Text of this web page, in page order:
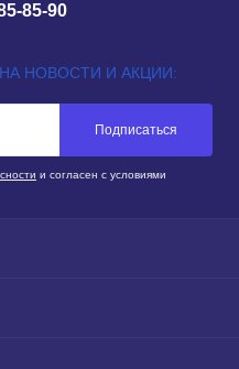
85-90
НОВОСТИ И АКЦИИ:
Подписаться
и согласен с условиями